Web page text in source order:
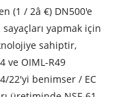
(1 / 2â €) DN500'e
yapmak için
sahiptir,
ve OIML-R49
22'yi benimser / EC